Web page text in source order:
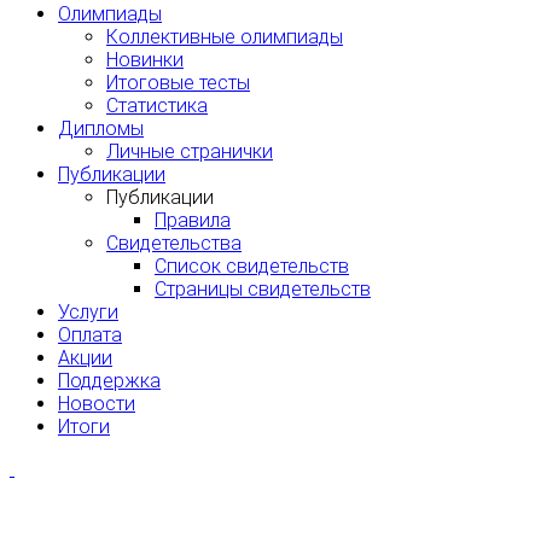
Олимпиады
Коллективные олимпиады
Новинки
Итоговые тесты
Статистика
Дипломы
Личные странички
Публикации
Публикации
Правила
Свидетельства
Список свидетельств
Страницы свидетельств
Услуги
Оплата
Акции
Поддержка
Новости
Итоги